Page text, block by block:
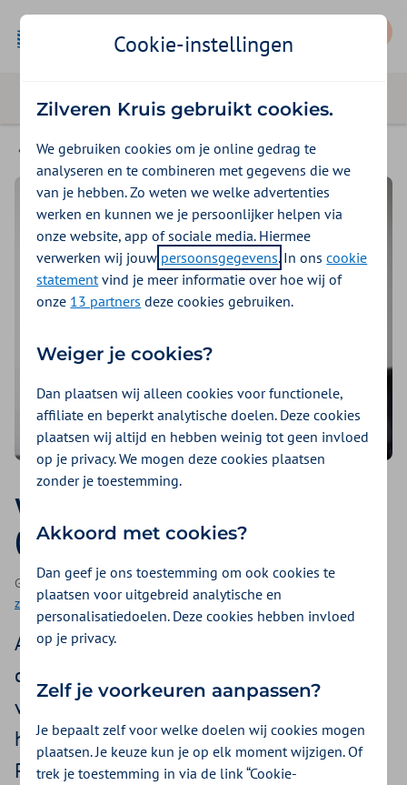
Hulp bij zorgvragen
Wat is het verschil tussen
(heup)artrose en coxartrose?
Geplaatst op 28 mei 2026 | Een artikel als onderdeel van
zorgvragen| 5 minuten lezen
Artsen gebruiken de woorden artrose en
coxartrose vaak door elkaar. Dat kan
verwarrend zijn. Hebben ze het over
hetzelfde, of is er echt een verschil? Leo
Rasing is medisch adviseur bij Zilveren
Cookie-instellingen
Zilveren Kruis gebruikt cookies.
We gebruiken cookies om je online gedrag te
analyseren en te combineren met gegevens die we
van je hebben. Zo weten we welke advertenties
werken en kunnen we je persoonlijker helpen via
onze website, app of sociale media. Hiermee
verwerken wij jouw persoonsgegevens. In onscookie
statementvind je meer informatie over hoe wij of
onze 13 partners deze cookies gebruiken.
Weiger je cookies?
Dan plaatsen wij alleen cookies voor functionele,
affiliate en beperkt analytische doelen. Deze cookies
plaatsen wij altijd en hebben weinig tot geen invloed
op je privacy. We mogen deze cookies plaatsen
zonder je toestemming.
Akkoord met cookies?
Dan geef je ons toestemming om ook cookies te
plaatsen voor uitgebreid analytische en
personalisatiedoelen. Deze cookies hebben invloed
op je privacy.
Zelf je voorkeuren aanpassen?
Je bepaalt zelf voor welke doelen wij cookies mogen
plaatsen. Je keuze kun je op elk moment wijzigen. Of
trek je toestemming in via de link “Cookie-